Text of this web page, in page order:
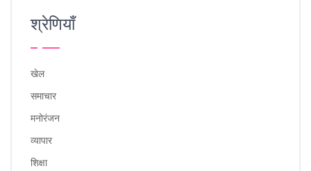
श्रेणियाँ
खेल
समाचार
मनोरंजन
व्यापार
शिक्षा